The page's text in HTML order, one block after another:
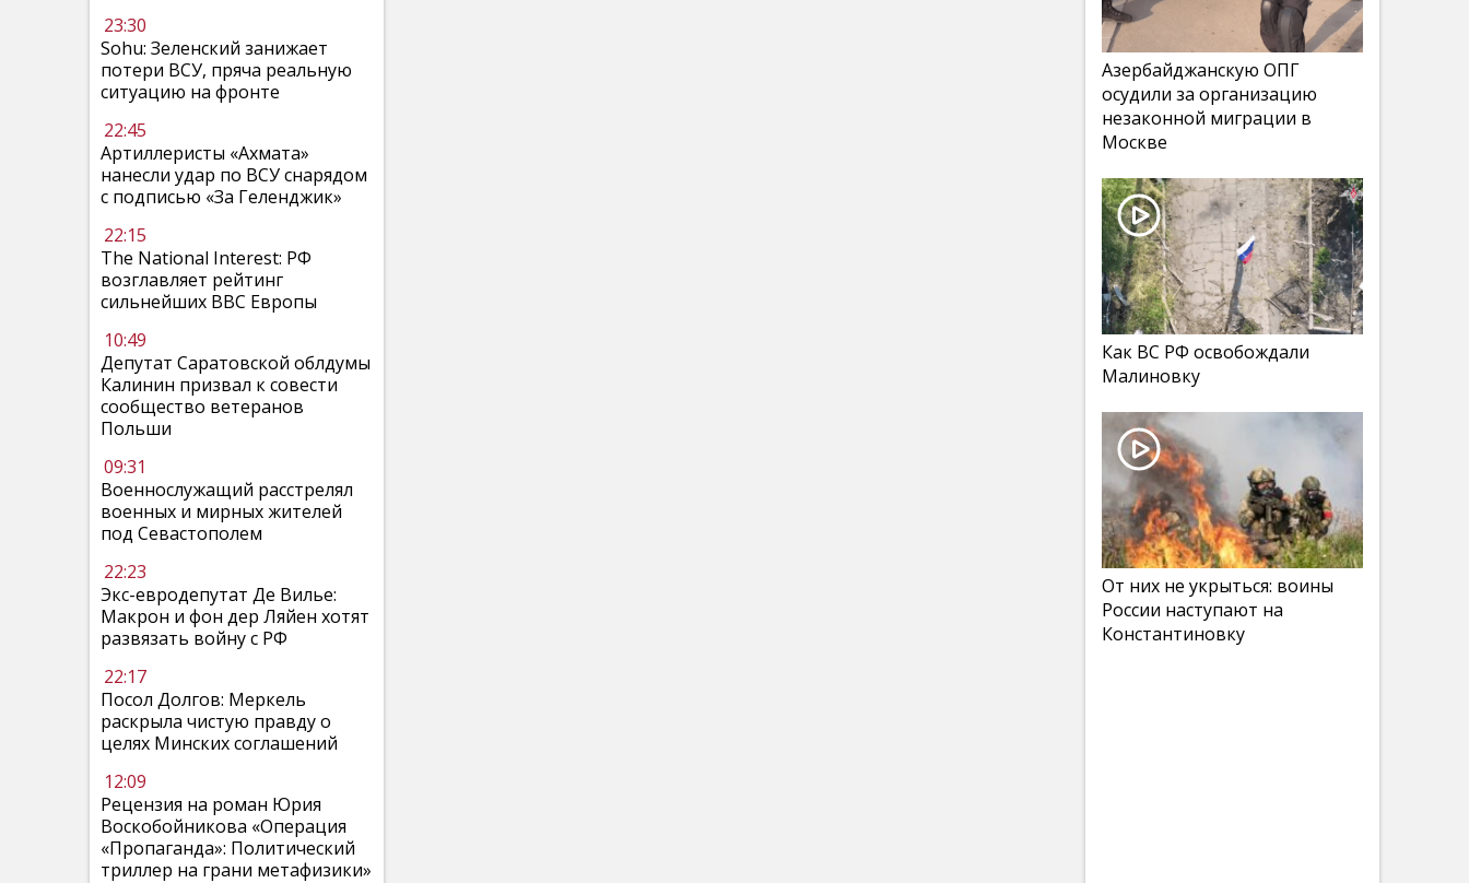
23:30
Sohu: Зеленский занижает
потери ВСУ, пряча реальную
ситуацию на фронте
22:45
Артиллеристы «Ахмата»
нанесли удар по ВСУ снарядом
с подписью «За Геленджик»
22:15
The National Interest: РФ
возглавляет рейтинг
сильнейших ВВС Европы
10:49
Депутат Саратовской облдумы
Калинин призвал к совести
сообщество ветеранов
Польши
09:31
Военнослужащий расстрелял
военных и мирных жителей
под Севастополем
22:23
Экс-евродепутат Де Вилье:
Макрон и фон дер Ляйен хотят
развязать войну с РФ
22:17
Посол Долгов: Меркель
раскрыла чистую правду о
целях Минских соглашений
12:09
Рецензия на роман Юрия
Воскобойникова «Операция
«Пропаганда»: Политический
триллер на грани метафизики»
Азербайджанскую ОПГ
осудили за организацию
незаконной миграции в
Москве
Как ВС РФ освобождали
Малиновку
От них не укрыться: воины
России наступают на
Константиновку